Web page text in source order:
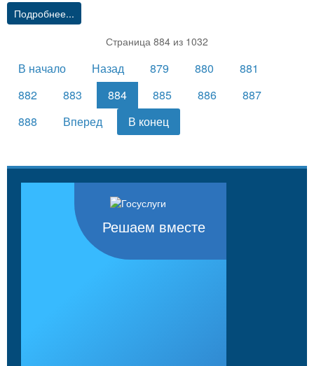
Подробнее...
Страница 884 из 1032
В начало Назад 879 880
881
882
883 884 885 886
887
888
Вперед В конец
Решаем вместе